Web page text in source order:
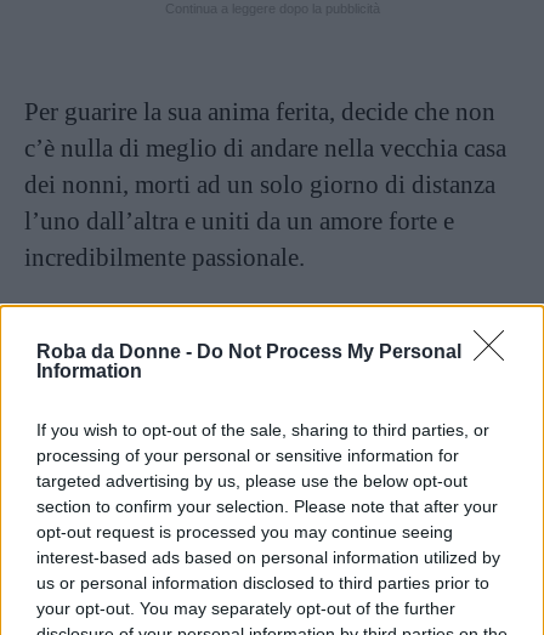
Roba da Donne - Do Not Process My Personal
Information
If you wish to opt-out of the sale, sharing to third parties, or
processing of your personal or sensitive information for
targeted advertising by us, please use the below opt-out
section to confirm your selection. Please note that after your
opt-out request is processed you may continue seeing
interest-based ads based on personal information utilized by
us or personal information disclosed to third parties prior to
your opt-out. You may separately opt-out of the further
Per guarire la sua anima ferita, decide che non
c’è nulla di meglio di andare nella vecchia casa
dei nonni, morti ad un solo giorno di distanza
l’uno dall’altra e uniti da un amore forte e
incredibilmente passionale.
Proprio nella notte di San Valentino, tra una
lacrima e un rimpianto, Giò trova una lettera
custode.
Dapprima divertita e reticente, inizia a leggere,
ma poi prova lei stessa il desiderio di scrivere
anche al suo angelo, con un moto simile a
quello della superstizione che la porta ad andare